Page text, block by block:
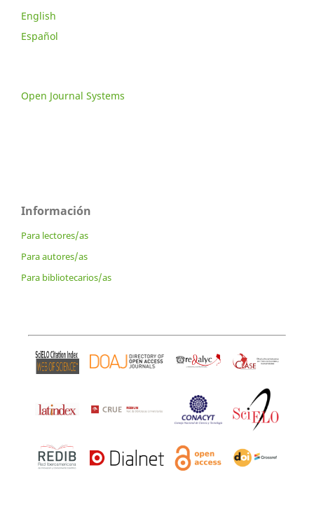
English
Español
Open Journal Systems
Información
Para lectores/as
Para autores/as
Para bibliotecarios/as